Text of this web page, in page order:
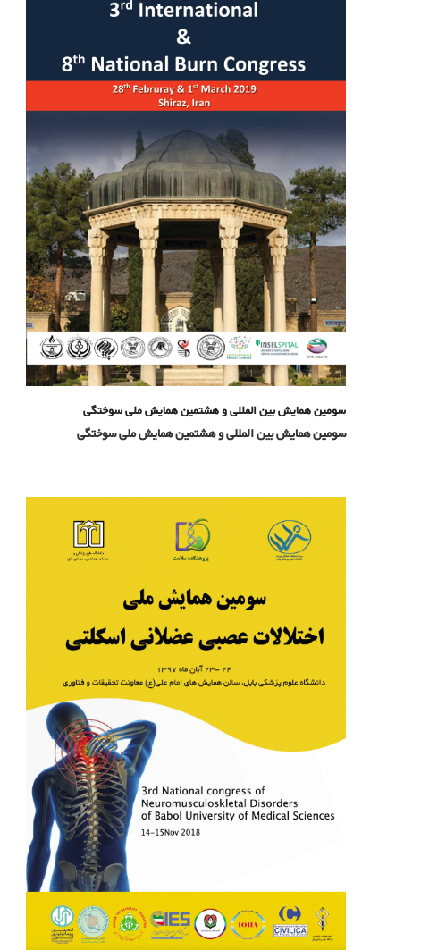
سومین همایش بین المللی و هشتمین همایش ملی سوختگی
سومین همایش بین المللی و هشتمین همایش ملی سوختگی